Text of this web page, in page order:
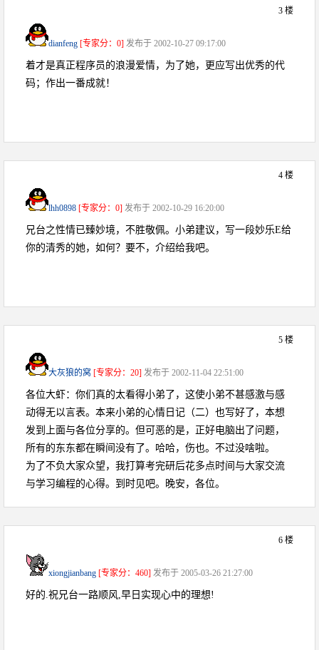
3 楼
dianfeng [专家分：0] 发布于 2002-10-27 09:17:00
着才是真正程序员的浪漫爱情，为了她，更应写出优秀的代
码；作出一番成就！
4 楼
lhh0898 [专家分：0] 发布于 2002-10-29 16:20:00
兄台之性情已臻妙境，不胜敬佩。小弟建议，写一段妙乐E给
你的清秀的她，如何？要不，介绍给我吧。
5 楼
大灰狼的窝 [专家分：20] 发布于 2002-11-04 22:51:00
各位大虾：你们真的太看得小弟了，这使小弟不甚感激与感
动得无以言表。本来小弟的心情日记（二）也写好了，本想
发到上面与各位分享的。但可恶的是，正好电脑出了问题，
所有的东东都在瞬间没有了。哈哈，伤也。不过没啥啦。
为了不负大家众望，我打算考完研后花多点时间与大家交流
与学习编程的心得。到时见吧。晚安，各位。
6 楼
xiongjianbang [专家分：460] 发布于 2005-03-26 21:27:00
好的.祝兄台一路顺风,早日实现心中的理想!